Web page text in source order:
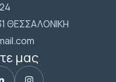
ΘΕΣΣΑΛΟΝΙΚΗ
μας